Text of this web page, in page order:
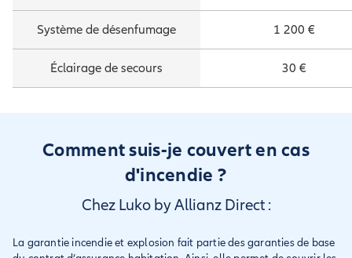
Système de désenfumage 1 200 €
Éclairage de secours 30 €
Comment suis-je couvert en cas
d'incendie ?
Chez Luko by Allianz Direct :
La garantie incendie et explosion fait partie des garanties de base